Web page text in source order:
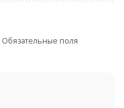
Обязательные поля